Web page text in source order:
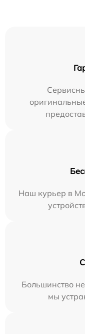
Наш курьер в
Большинство
мы